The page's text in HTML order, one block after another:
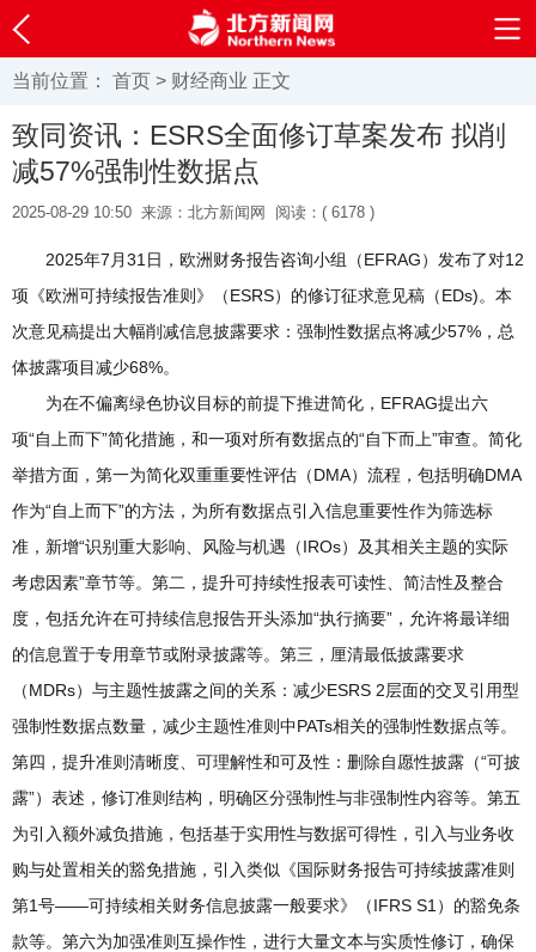
当前位置： 首页 > 财经商业 正文
致同资讯：ESRS全面修订草案发布 拟削
减57%强制性数据点
2025-08-29 10:50 来源：北方新闻网 阅读：( 6178 )
2025年7月31日，欧洲财务报告咨询小组（EFRAG）发布了对12
项《欧洲可持续报告准则》（ESRS）的修订征求意见稿（EDs)。本
次意见稿提出大幅削减信息披露要求：强制性数据点将减少57%，总
体披露项目减少68%。
为在不偏离绿色协议目标的前提下推进简化，EFRAG提出六
项“自上而下”简化措施，和一项对所有数据点的“自下而上”审查。简化
举措方面，第一为简化双重重要性评估（DMA）流程，包括明确DMA
作为“自上而下”的方法，为所有数据点引入信息重要性作为筛选标
准，新增“识别重大影响、风险与机遇（IROs）及其相关主题的实际
考虑因素”章节等。第二，提升可持续性报表可读性、简洁性及整合
度，包括允许在可持续信息报告开头添加“执行摘要”，允许将最详细
的信息置于专用章节或附录披露等。第三，厘清最低披露要求
（MDRs）与主题性披露之间的关系：减少ESRS 2层面的交叉引用型
强制性数据点数量，减少主题性准则中PATs相关的强制性数据点等。
第四，提升准则清晰度、可理解性和可及性：删除自愿性披露（“可披
露”）表述，修订准则结构，明确区分强制性与非强制性内容等。第五
为引入额外减负措施，包括基于实用性与数据可得性，引入与业务收
购与处置相关的豁免措施，引入类似《国际财务报告可持续披露准则
第1号——可持续相关财务信息披露一般要求》（IFRS S1）的豁免条
款等。第六为加强准则互操作性，进行大量文本与实质性修订，确保